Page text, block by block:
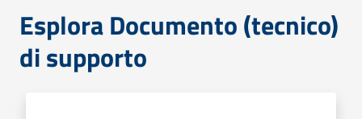
Esplora Documento (tecnico)
di supporto